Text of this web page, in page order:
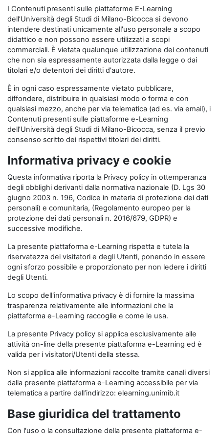
I Contenuti presenti sulle piattaforme E-Learning
dell’Università degli Studi di Milano-Bicocca si devono
intendere destinati unicamente all'uso personale a scopo
didattico e non possono essere utilizzati a scopi
commerciali. È vietata qualunque utilizzazione dei contenuti
che non sia espressamente autorizzata dalla legge o dai
titolari e/o detentori dei diritti d'autore.
È in ogni caso espressamente vietato pubblicare,
diffondere, distribuire in qualsiasi modo o forma e con
qualsiasi mezzo, anche per via telematica (ad es. via email), i
Contenuti presenti sulle piattaforme e-Learning
dell’Università degli Studi di Milano-Bicocca, senza il previo
consenso scritto dei rispettivi titolari dei diritti.
Informativa privacy e cookie
Questa informativa riporta la Privacy policy in ottemperanza
degli obblighi derivanti dalla normativa nazionale (D. Lgs 30
giugno 2003 n. 196, Codice in materia di protezione dei dati
personali) e comunitaria, (Regolamento europeo per la
protezione dei dati personali n. 2016/679, GDPR) e
successive modifiche.
La presente piattaforma e-Learning rispetta e tutela la
riservatezza dei visitatori e degli Utenti, ponendo in essere
ogni sforzo possibile e proporzionato per non ledere i diritti
degli Utenti.
Lo scopo dell'informativa privacy è di fornire la massima
trasparenza relativamente alle informazioni che la
piattaforma e-Learning raccoglie e come le usa.
La presente Privacy policy si applica esclusivamente alle
attività on-line della presente piattaforma e-Learning ed è
valida per i visitatori/Utenti della stessa.
Non si applica alle informazioni raccolte tramite canali diversi
dalla presente piattaforma e-Learning accessibile per via
telematica a partire dall’indirizzo: elearning.unimib.it
Base giuridica del trattamento
Con l'uso o la consultazione della presente piattaforma e-